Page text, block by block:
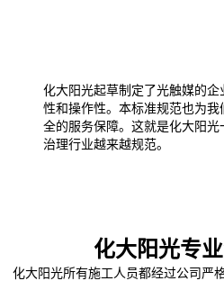
化大阳光起草制定了光触媒的企
性和操作性。本标准规范也为
全的服务保障。这就是化大阳
治理行业越来越规范。
化大阳光专
化大阳光所有施工人员都经过公司严